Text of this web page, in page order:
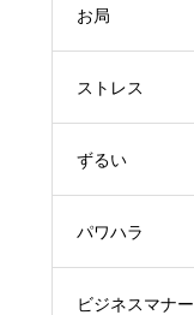
お局
ストレス
ずるい
パワハラ
ビジネスマナー